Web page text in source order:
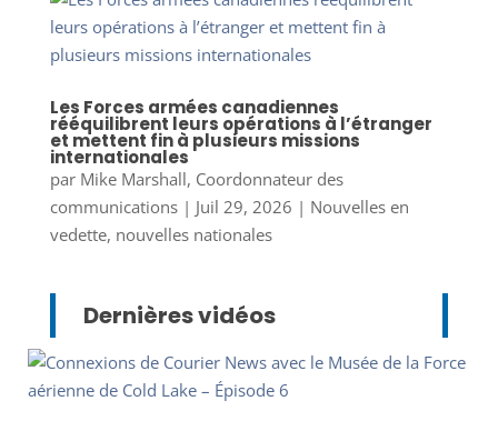
Les Forces armées canadiennes
rééquilibrent leurs opérations à l’étranger
et mettent fin à plusieurs missions
internationales
par Mike Marshall, Coordonnateur des
communications| Juil 29, 2026 | Nouvelles en
vedette, nouvelles nationales
Dernières vidéos